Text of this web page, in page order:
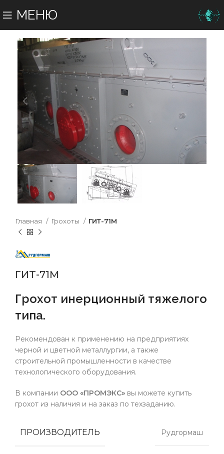
МЕНЮ
Главная Грохоты ГИТ-71М
ГИТ-71М
Грохот инерционный тяжелого
типа.
Рекомендован к применению на предприятиях
черной и цветной металлургии, а также
строительной промышленности в качестве
технологического оборудования.
В компании ООО «ПРОМЭКС» вы можете купить
грохот из наличия и на заказ по техзаданию.
ПРОИЗВОДИТЕЛЬ Рудгормаш